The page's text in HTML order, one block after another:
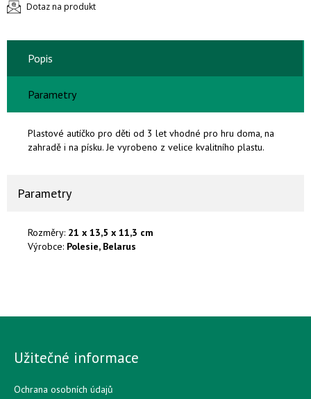
Dotaz na produkt
Popis
Parametry
Plastové autíčko pro děti od 3 let vhodné pro hru doma, na
zahradě i na písku. Je vyrobeno z velice kvalitního plastu.
Parametry
Rozměry: 21 x 13,5 x 11,3 cm
Výrobce: Polesie, Belarus
Užitečné informace
Ochrana osobních údajů